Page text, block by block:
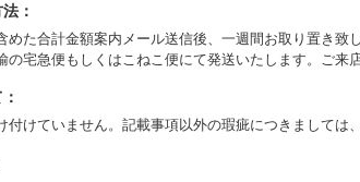
：
めた合計金額案内メール送信後、一週間お取り置き
の宅急便もしくはこねこ便にて発送いたします。ご来
付けていません。記載事項以外の瑕疵につきましては